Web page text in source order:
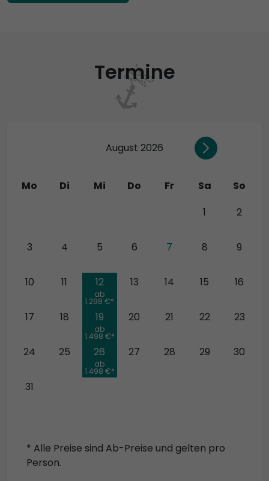
Termine
August 2026
Mo Di Mi Do Fr Sa
So
1 2
3 4 5 6 7 8 9
10 11
ab
1.298 €*
12 13 14 15 16
17 18
ab
1.498 €*
19 20 21 22 23
24 25
ab
1.498 €*
26 27 28 29 30
31
* Alle Preise sind Ab-Preise und gelten pro
Person.